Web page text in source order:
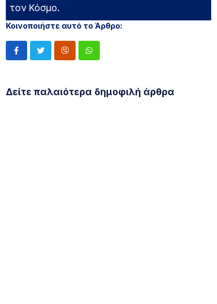
τον Κόσμο.
Κοινοποιήστε αυτό το Άρθρο:
Δείτε παλαιότερα δημοφιλή άρθρα